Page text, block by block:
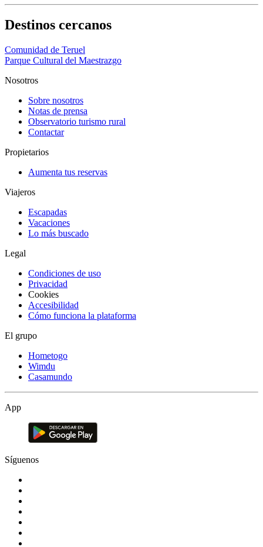
Destinos cercanos
Comunidad de Teruel
Parque Cultural del Maestrazgo
Nosotros
Sobre nosotros
Notas de prensa
Observatorio turismo rural
Contactar
Propietarios
Aumenta tus reservas
Viajeros
Escapadas
Vacaciones
Lo más buscado
Legal
Condiciones de uso
Privacidad
Cookies
Accesibilidad
Cómo funciona la plataforma
El grupo
Hometogo
Wimdu
Casamundo
App
Síguenos